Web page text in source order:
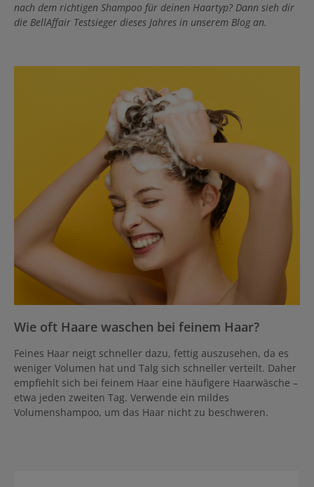
nach dem richtigen Shampoo für deinen Haartyp? Dann sieh dir
die BellAffair Testsieger dieses Jahres in unserem Blog an.
Wie oft Haare waschen bei feinem Haar?
Feines Haar neigt schneller dazu, fettig auszusehen, da es
weniger Volumen hat und Talg sich schneller verteilt. Daher
empfiehlt sich bei feinem Haar eine häufigere Haarwäsche –
etwa jeden zweiten Tag. Verwende ein mildes
Volumenshampoo, um das Haar nicht zu beschweren.